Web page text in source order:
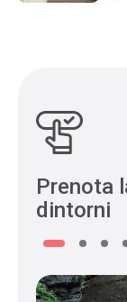
Prenota
dintorni